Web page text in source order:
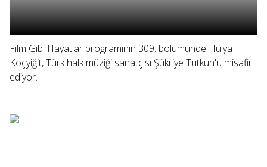
Film Gibi Hayatlar programının 309. bölümünde Hülya
Koçyiğit, Türk halk müziği sanatçısı Şükriye Tutkun'u misafir
ediyor.